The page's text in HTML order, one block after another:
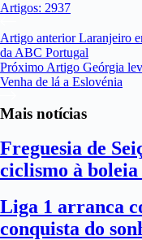
Artigos: 2937
Artigo anteriorLaranjeiro
da ABC Portugal
Próximo Artigo Geórgia
Venha de lá a Eslovénia
Mais notícias
Freguesia de
ciclismo à
Liga 1 arranca
conquista do